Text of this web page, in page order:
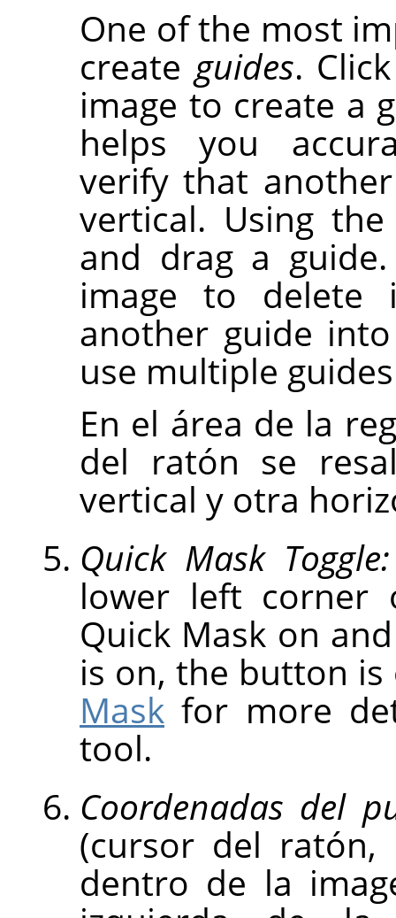
One of the most
create guides.
image to create a
helps you
verify that
vertical. Using
and drag a
image to delete
another guide
use multiple
En el área de la
del ratón se
vertical y otra
Quick Mask Toggle:
lower left corner
Quick Mask on
is on, the button
Mask for more
tool.
Coordenadas del
(cursor del
dentro de la